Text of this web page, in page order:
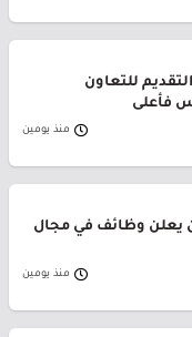
للتعاون
فأعلى
منذ يومين
يعلن وظائف في مجال
منذ يومين